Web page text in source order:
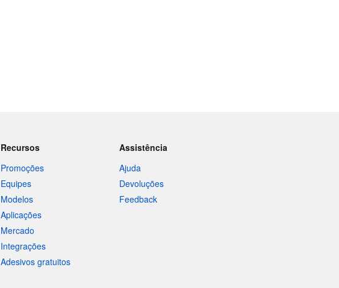
Recursos
Promoções
Equipes
Modelos
Aplicações
Mercado
Integrações
Adesivos gratuitos
Assistência
Ajuda
Devoluções
Feedback